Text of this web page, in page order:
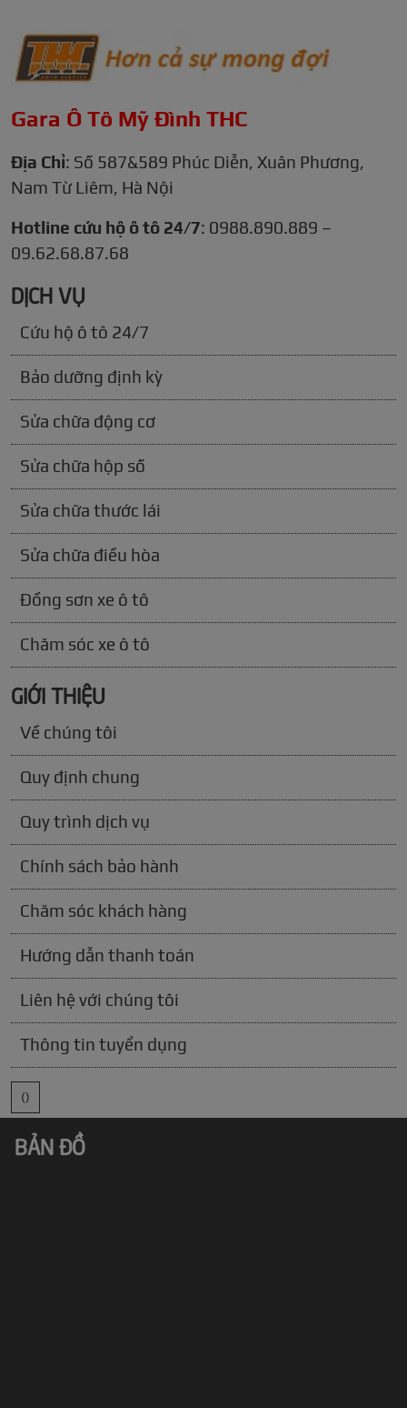
Gara Ô Tô Mỹ Đình THC
Địa Chỉ: Số 587&589 Phúc Diễn, Xuân Phương,
Nam Từ Liêm, Hà Nội
Hotline cứu hộ ô tô 24/7: 0988.890.889 –
09.62.68.87.68
DỊCH VỤ
Cứu hộ ô tô 24/7
Bảo dưỡng định kỳ
Sửa chữa động cơ
Sửa chữa hộp số
Sửa chữa thước lái
Sửa chữa điều hòa
Đồng sơn xe ô tô
Chăm sóc xe ô tô
GIỚI THIỆU
Về chúng tôi
Quy định chung
Quy trình dịch vụ
Chính sách bảo hành
Chăm sóc khách hàng
Hướng dẫn thanh toán
Liên hệ với chúng tôi
Thông tin tuyển dụng
()
BẢN ĐỒ